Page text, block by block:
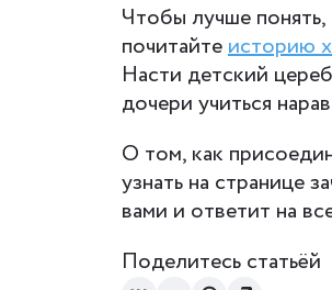
Чтобы лучше
почитайтеисторию
Насти детский
дочери учиться
О том, как
узнать на странице
вами и ответит на
Поделитесь статьёй